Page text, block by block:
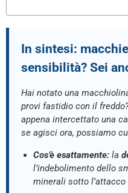
In sintesi:
sensibilità? Sei
Hai notato una
provi fastidio con il
appena intercettato una
se agisci ora, possiamo
Cos’è esattamente: la
l’indebolimento dello
minerali sotto